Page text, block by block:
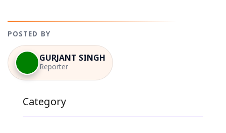
POSTED BY
GURJANT SINGH
Reporter
Category